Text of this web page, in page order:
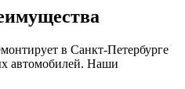
в Санкт-Петербурге
автомобилей. Наши